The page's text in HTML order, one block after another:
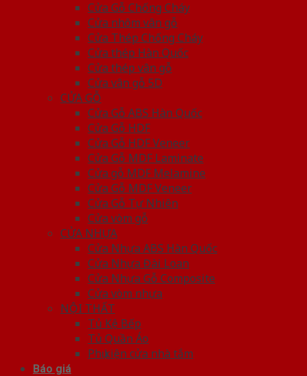
Cửa Gỗ Chống Cháy
Cửa nhôm vân gỗ
Cửa Thép Chống Cháy
Cửa thép Hàn Quốc
Cửa thép vân gỗ
Cửa vân gỗ 5D
CỬA GỖ
Cửa Gỗ ABS Hàn Quốc
Cửa Gỗ HDF
Cửa Gỗ HDF Veneer
Cửa Gỗ MDF Laminate
Cửa gỗ MDF Melamine
Cửa Gỗ MDF Veneer
Cửa Gỗ Tự Nhiên
Cửa vòm gỗ
CỬA NHỰA
Cửa Nhựa ABS Hàn Quốc
Cửa Nhựa Đài Loan
Cửa Nhựa Gỗ Composite
Cửa vòm nhựa
NỘI THẤT
Tủ Kệ Bếp
Tủ Quần Áo
Phụ kiện cửa nhà tắm
Báo giá